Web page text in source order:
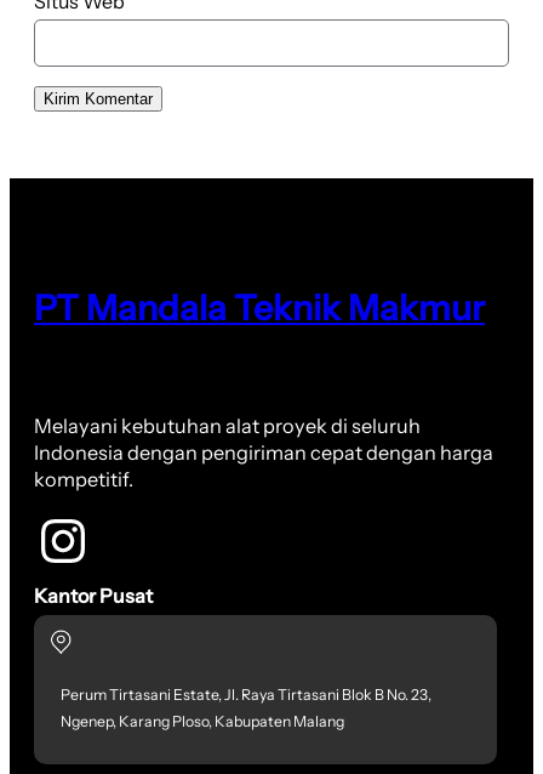
PT Mandala Teknik Makmur
Melayani kebutuhan alat proyek di seluruh
Indonesia dengan pengiriman cepat dengan harga
kompetitif.
Kantor Pusat
Perum Tirtasani Estate, Jl. Raya Tirtasani Blok B No. 23,
Ngenep, Karang Ploso, Kabupaten Malang